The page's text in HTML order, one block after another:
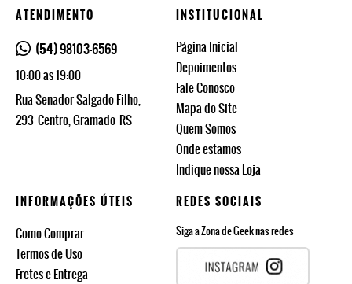
ATENDIMENTO
(54)98103-6569
10:00 as 19:00
Rua Senador Salgado Filho,
293 Centro, Gramado RS
INSTITUCIONAL
Página Inicial
Depoimentos
Fale Conosco
Mapa do Site
Quem Somos
Onde estamos
Indique nossa Loja
INFORMAÇÕES ÚTEIS
Como Comprar
Termos de Uso
Fretes e Entrega
REDES SOCIAIS
Siga a Zona de Geek nas redes